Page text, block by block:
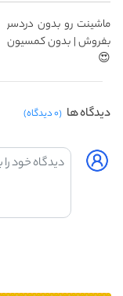
ماشینت رو بدون دردسر
بفروش | بدون کمسیون
😍
دیدگاه ها (۰ دیدگاه)